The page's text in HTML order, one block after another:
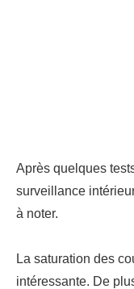
Après quelques
surveillance
à noter.
La saturation des
intéressante. De